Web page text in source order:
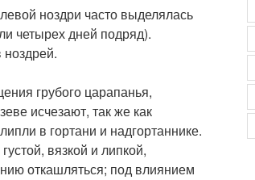
ноздри часто выделялась
четырех дней подряд).
ноздрей.
грубого царапанья,
исчезают, так же как
в гортани и надгортаннике.
вязкой и липкой,
откашляться; под влиянием